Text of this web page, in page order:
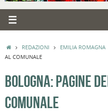
HOMEREDAZIONI EMILIA ROMAGNA
AL COMUNALE
BOLOGNA: PAGINE
COMUNALE